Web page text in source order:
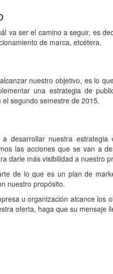
va ser el camino a seguir, es
de marca, etcétera.
nuestro objetivo, es lo
una estrategia de
segundo semestre de 2015.
desarrollar nuestra
las acciones que se van a
darle más visibilidad a nuestro
de lo que es un plan de
nuestro propósito.
u organización alcance los
oferta, haga que su mensaje